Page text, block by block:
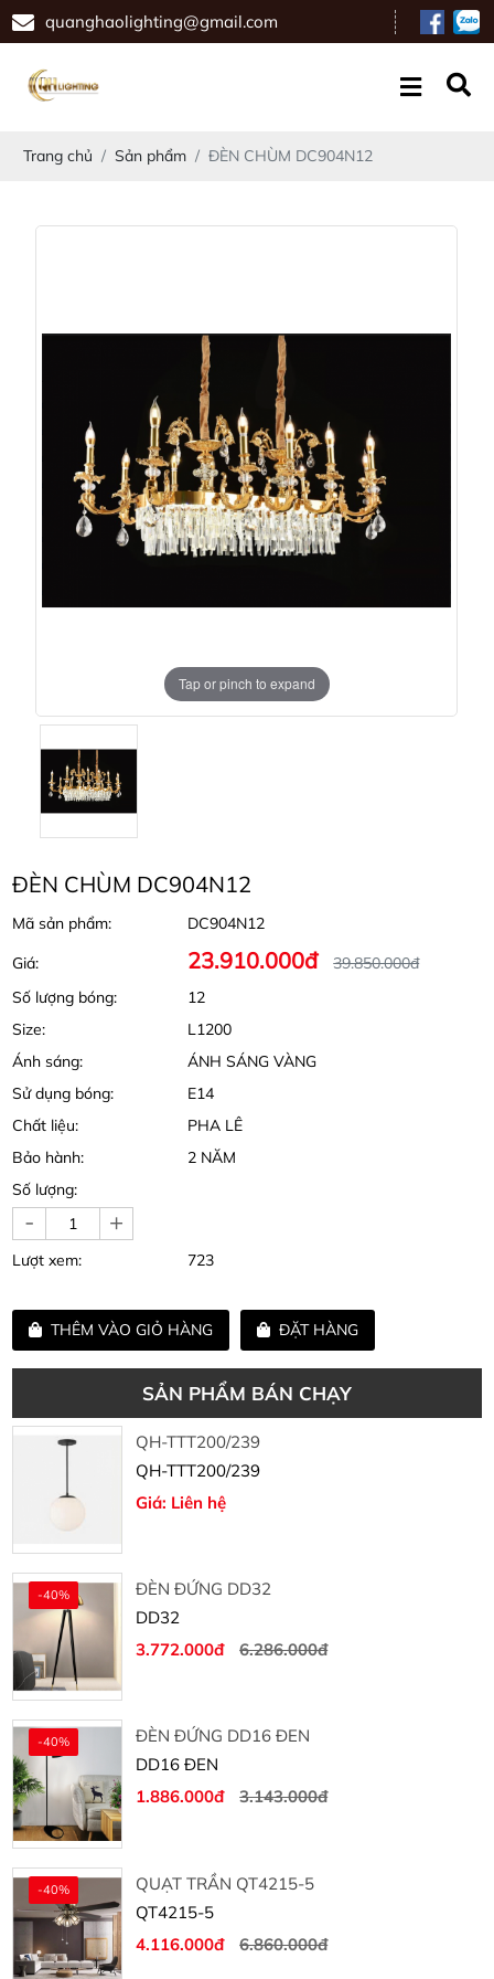
quanghaolighting@gmail.com
Trang chủ Sản phẩm ĐÈN CHÙM DC904N12
Tap or pinch to expand
ĐÈN CHÙM DC904N12
Mã sản phẩm:
DC904N12
Giá:
23.910.000đ
39.850.000đ
Số lượng bóng:
12
Size:
L1200
Ánh sáng:
ÁNH SÁNG VÀNG
Sử dụng bóng:
E14
Chất liệu:
PHA LÊ
Bảo hành:
2 NĂM
Số lượng:
- +
Lượt xem: 723
THÊM VÀO GIỎ HÀNG ĐẶT HÀNG
SẢN PHẨM BÁN CHẠY
QH-TTT200/239
QH-TTT200/239
Giá: Liên hệ
-40%
ĐÈN ĐỨNG DD32
DD32
3.772.000đ
6.286.000đ
-40%
ĐÈN ĐỨNG DD16 ĐEN
DD16 ĐEN
1.886.000đ
3.143.000đ
-40%
QUẠT TRẦN QT4215-5
QT4215-5
4.116.000đ
6.860.000đ